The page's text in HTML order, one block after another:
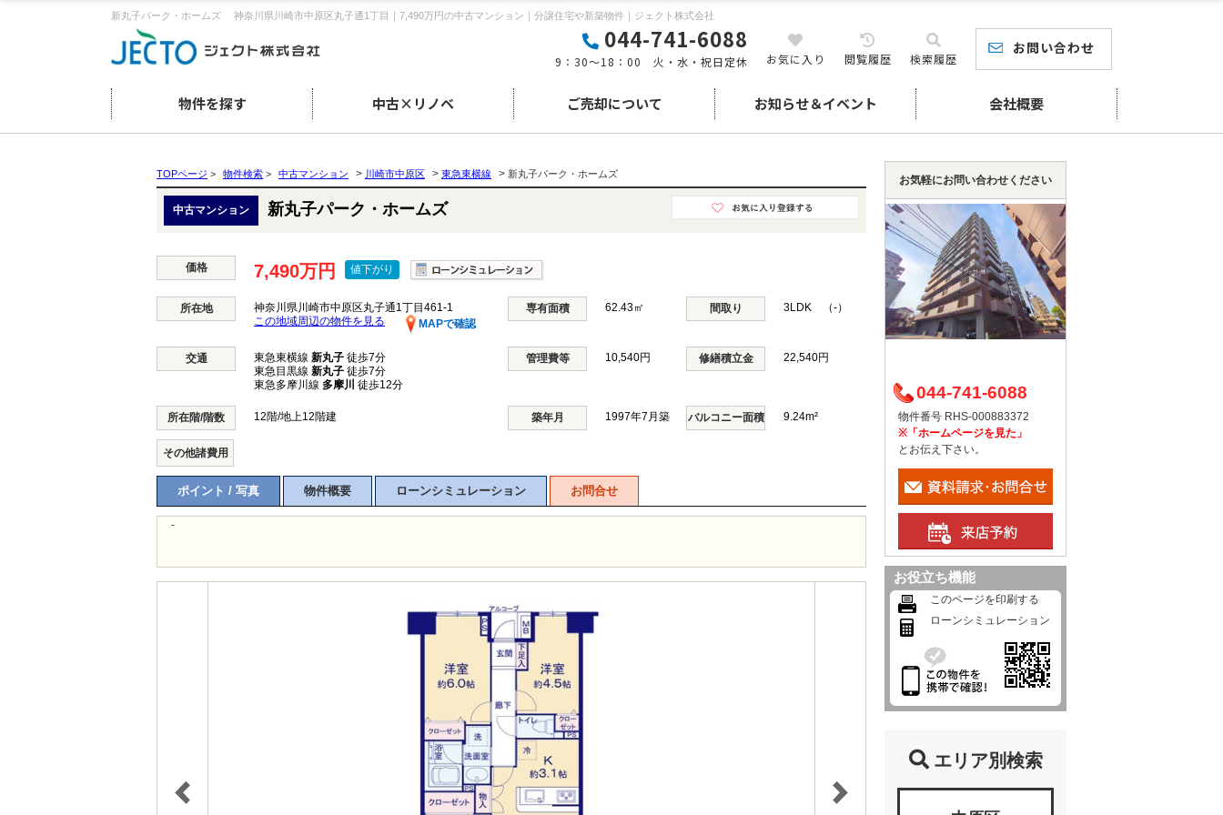
新丸子パーク・ホームズ 神奈川県川崎市中原区丸子通1丁目｜7,490万円の中古マンション｜分譲住宅や新築物件｜ジェクト株式会社
044-741-6088
9：30～18：00 火・水・祝日定休 お気に入り 閲覧履歴 検索履歴
お問い合わせ
物件を探す 中古×リノベ ご売却について お知らせ＆イベント 会社概要
TOPページ > 物件検索 > 中古マンション > 川崎市中原区 > 東急東横線 > 新丸子パーク・ホームズ
中古マンション 新丸子パーク・ホームズ
価格 7,490万円 値下がり
所在地
神奈川県川崎市中原区丸子通1丁目461-1
MAPで確認
この地域周辺の物件を見る
専有面積 62.43㎡ 間取り 3LDK （-）
交通 東急東横線 新丸子 徒歩7分
東急目黒線 新丸子 徒歩7分
東急多摩川線 多摩川 徒歩12分
管理費等 10,540円 修繕積立金 22,540円
所在階/階数 12階/地上12階建 築年月 1997年7月築 バルコニー面積 9.24m²
その他諸費用
ポイント / 写真 物件概要 ローンシミュレーション お問合せ
-
お気軽にお問い合わせください
044-741-6088
物件番号 RHS-000883372
※「ホームページを見た」
とお伝え下さい。
お役立ち機能
このページを印刷する
ローンシミュレーション
エリア別検索